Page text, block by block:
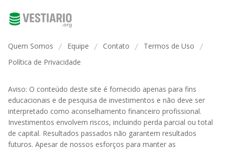
Quem Somos / Equipe / Contato / Termos de Uso /
Política de Privacidade
Aviso: O conteúdo deste site é fornecido apenas para fins
educacionais e de pesquisa de investimentos e não deve ser
interpretado como aconselhamento financeiro profissional.
Investimentos envolvem riscos, incluindo perda parcial ou total
de capital. Resultados passados não garantem resultados
futuros. Apesar de nossos esforços para manter as